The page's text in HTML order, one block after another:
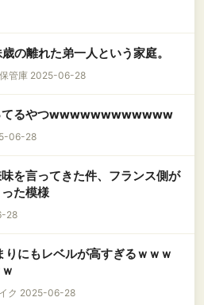
の離れた弟一人という家庭。
管庫 2025-06-28
てるやつwwwwwwwwwwww
06-28
を言ってきた件、フランス側が
た模様
28
りにもレベルが高すぎるｗｗｗ
ク 2025-06-28